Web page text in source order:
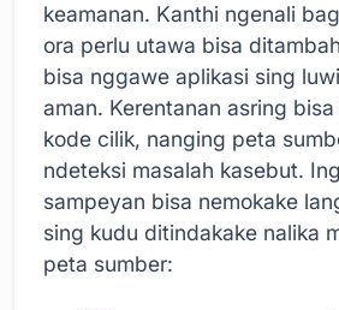
keamanan. Kanthi ngenali
ora perlu utawa bisa
bisa nggawe aplikasi sing
aman. Kerentanan asring
kode cilik, nanging peta
ndeteksi masalah kasebut.
sampeyan bisa nemokake
sing kudu ditindakake nalika
peta sumber: